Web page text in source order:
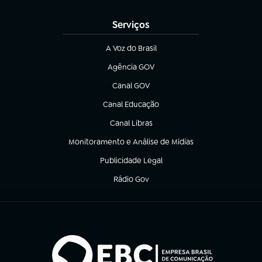
Serviços
A Voz do Brasil
(abre em nova aba)
Agência GOV
(abre em nova aba)
Canal GOV
(abre em nova aba)
Canal Educação
(abre em nova aba)
Canal Libras
(abre em nova aba)
Monitoramento e Análise de Mídias
(abre em nova aba)
Publicidade Legal
(abre em nova aba)
Rádio Gov
(abre em nova aba)